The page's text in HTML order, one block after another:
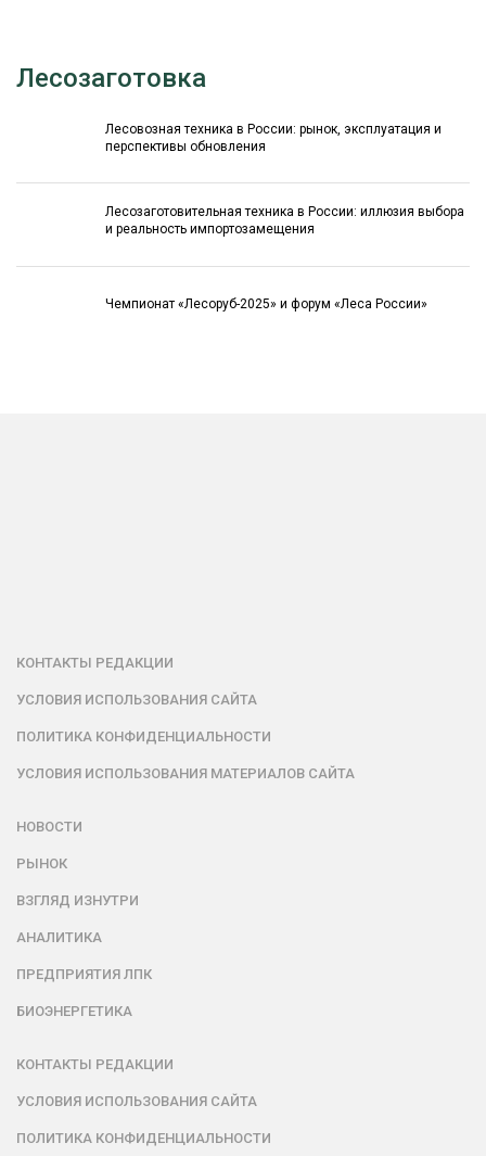
Лесозаготовка
Лесовозная техника в России: рынок, эксплуатация и
перспективы обновления
Лесозаготовительная техника в России: иллюзия выбора
и реальность импортозамещения
Чемпионат «Лесоруб-2025» и форум «Леса России»
КОНТАКТЫ РЕДАКЦИИ
УСЛОВИЯ ИСПОЛЬЗОВАНИЯ САЙТА
ПОЛИТИКА КОНФИДЕНЦИАЛЬНОСТИ
УСЛОВИЯ ИСПОЛЬЗОВАНИЯ МАТЕРИАЛОВ САЙТА
НОВОСТИ
РЫНОК
ВЗГЛЯД ИЗНУТРИ
АНАЛИТИКА
ПРЕДПРИЯТИЯ ЛПК
БИОЭНЕРГЕТИКА
КОНТАКТЫ РЕДАКЦИИ
УСЛОВИЯ ИСПОЛЬЗОВАНИЯ САЙТА
ПОЛИТИКА КОНФИДЕНЦИАЛЬНОСТИ